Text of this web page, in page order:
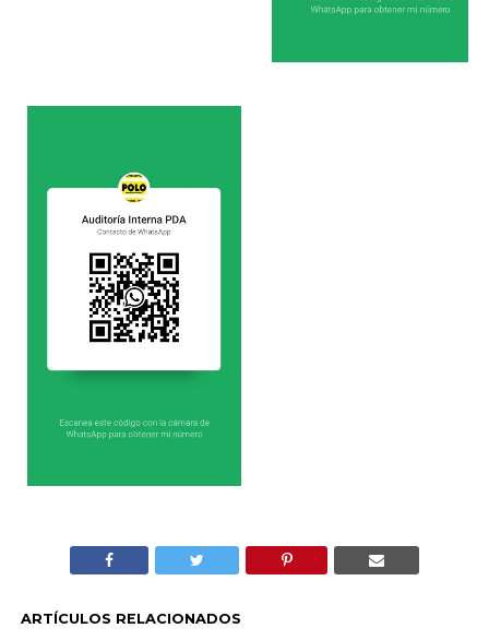
ARTÍCULOS RELACIONADOS